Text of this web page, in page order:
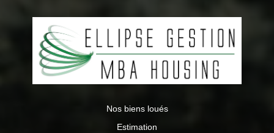
Nos biens loués
Estimation